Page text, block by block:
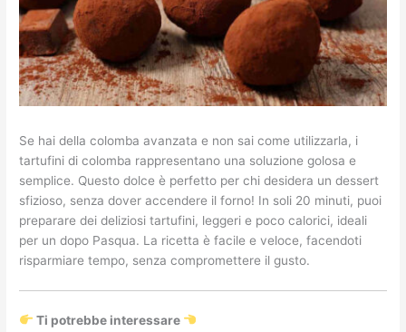
Se hai della colomba avanzata e non sai come utilizzarla, i
tartufini di colomba rappresentano una soluzione golosa e
semplice. Questo dolce è perfetto per chi desidera un dessert
sfizioso, senza dover accendere il forno! In soli 20 minuti, puoi
preparare dei deliziosi tartufini, leggeri e poco calorici, ideali
per un dopo Pasqua. La ricetta è facile e veloce, facendoti
risparmiare tempo, senza compromettere il gusto.
Ti potrebbe interessare